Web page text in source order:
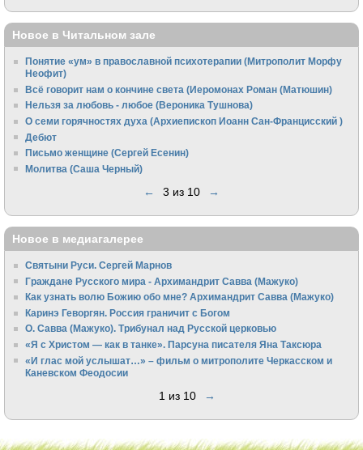
Новое в Читальном зале
Понятие «ум» в православной психотерапии (Митрополит Морфу
Неофит)
Всё говорит нам о кончине света (Иеромонах Роман (Матюшин)
Нельзя за любовь - любое (Вероника Тушнова)
О семи горячностях духа (Архиепископ Иоанн Сан-Францисский )
Дебют
Письмо женщине (Сергей Есенин)
Молитва (Саша Черный)
← 3 из 10 →
Новое в медиагалерее
Святыни Руси. Сергей Марнов
Граждане Русского мира - Архимандрит Савва (Мажуко)
Как узнать волю Божию обо мне? Архимандрит Савва (Мажуко)
Каринэ Геворгян. Россия граничит с Богом
О. Савва (Мажуко). Трибунал над Русской церковью
«Я с Христом — как в танке». Парсуна писателя Яна Таксюра
«И глас мой услышат…» – фильм о митрополите Черкасском и
Каневском Феодосии
1 из 10 →